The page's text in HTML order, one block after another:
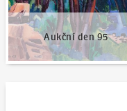
Aukční den 95